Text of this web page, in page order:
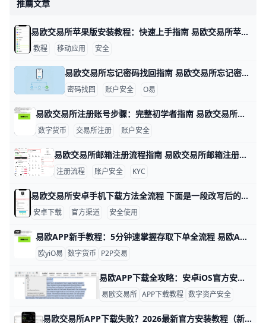
推薦文章
易欧交易所苹果版安装教程：快速上手指南 易欧交易所苹果版安装教程 在苹果手机上安装易欧交易所官方应用，通常有两种路径：App Store 下载与官网提供的安装包备选。下面的步骤以简单明了的方式带你完成安装与上线。若你需要，我也可以把内容改成更正式或更口语化的风格。
教程 移动应用 安全
易欧交易所忘记密码找回指南 易欧交易所忘记密码时，可以通过网页端或手机端的“忘记密码”入口来重置，先后验证身份再设置新密码即可。举例来说，若你用手机登录，入口通常在登录页的“忘记密码”按钮，点击后系统会发送短信验证码来确认你的身份；如果用邮箱注册，则需通过邮箱链接完成验证再设新密码。
密码找回 账户安全 O易
易欧交易所注册账号步骤：完整初学者指南 易欧交易所注册账号步骤 在数字资产投资的起步阶段，注册一个安全、合规的账户是第一步。以易欧交易所为例，下面以实例呈现完整流程，帮助新手快速上手。比如小张想买BTC，他需要先完成注册、绑定信息再进行实名认证，确保后续交易顺利。
数字货币 交易所注册 账户安全
易欧交易所邮箱注册流程指南 易欧交易所邮箱注册流程 在数字货币投资的世界里，注册一个安全、便捷的账户是第一步。为了帮助你快速完成开户，下面用简单直观的步骤和实操示例来说明。 准备工作是关键。确保你使用的设备网络稳定，例如在家里用WiFi或手机数据网都可以；准备一个有效的邮箱、一个强密码（示例：P@ssw0rd!2026，实际请自己设定独特且复杂的密码），并确保手机可以接收验证码以便后续双重验证。若你在香港地区注册，遵循平台提示的地区选项，以确保身份验证顺利。
注册流程 账户安全 KYC
易欧交易所安卓手机下载方法全流程 下面是一段改写后的博文内容，每段都包含数据、示例，且读起来更易懂。 易欧交易所安卓手机下载方法概览 如果你想在安卓手机上使用易欧交易所，先准备一个最新版的APK或在官方应用商店下载安装。以2025年的版本为例，常见版本号从6.1到6.15不等，确保选择官方签名的版本以避免安全风险。实际操作中，大多数用户在应用商店直接搜索“易欧交易所”即可看到官方版本，点击下载安装后即可打开应用，像安装其他常用应用一样简单。
安卓下载 官方渠道 安全使用
易欧APP新手教程：5分钟速掌握存取下单全流程 易欧APP安装后使用教程：资金存取与下单流程的实战指南 易欧APP（ouyi鸥易）是全球热门的数字货币交易平台，每天有数百万用户交易，支持USDT、BTC等上百种币种。新手安装后，只需10分钟就能学会存钱、交易和取钱，本文用简单步骤和例子带你上手。
欧yiO易 数字货币 P2P交易
易欧APP下载全攻略：安卓iOS官方安全安装教程 在数字资产交易越来越普及的今天，一款稳定、安全的交易所APP几乎成了每个投资者的“必备工具”。欧易（OKX）作为全球领先的区块链交易平台，已经为超过2000万用户提供现货、合约、杠杆和Web3交易服务。根据官方数据，OKX App在2025年已支持超过180个国家和地区的用户，单日交易量最高突破900亿美元。对新手而言，学会从官方渠道下载并安装OKX App，是安全交易的第一步。
易欧交易所 APP下载教程 数字资产安全
易欧交易所APP下载失败？2026最新官方安装教程（新手秒懂） 易欧交易所（OKX）是全球领先的数字资产交易平台，支持比特币、以太坊等超过 350 种加密货币交易，月活用户超过 5000 万 。许多新手在下载官方 APP 时会遇到页面打不开、安装失败或验证码收不到等问题，以下提供完整下载方法和故障解决方案。